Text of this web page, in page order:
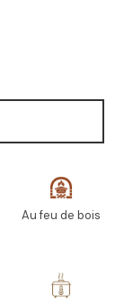
Au feu de bois